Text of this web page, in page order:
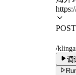
POST
/
调